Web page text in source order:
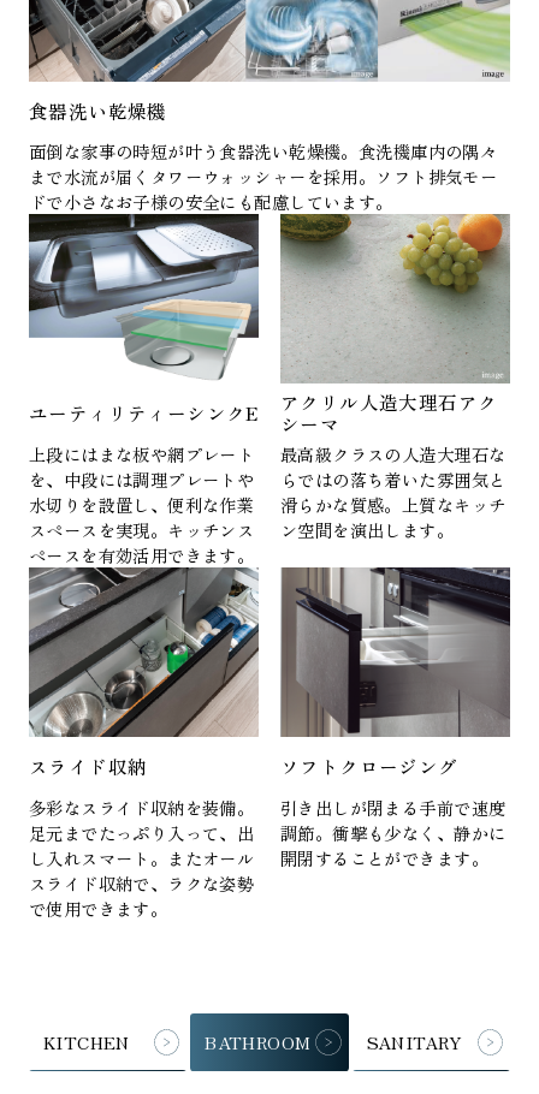
食器洗い乾燥機
面倒な家事の時短が叶う食器洗い乾燥機。食洗機庫内の隅々
まで水流が届くタワーウォッシャーを採用。ソフト排気モー
ドで小さなお子様の安全にも配慮しています。
ユーティリティーシンクE
上段にはまな板や網プレート
を、中段には調理プレートや
水切りを設置し、便利な作業
スペースを実現。キッチンス
ペースを有効活用できます。
アクリル人造大理石アク
シーマ
最高級クラスの人造大理石な
らではの落ち着いた雰囲気と
滑らかな質感。上質なキッチ
ン空間を演出します。
スライド収納
多彩なスライド収納を装備。
足元までたっぷり入って、出
し入れスマート。またオール
スライド収納で、ラクな姿勢
で使用できます。
ソフトクロージング
引き出しが閉まる手前で速度
調節。衝撃も少なく、静かに
開閉することができます。
KITCHEN BATHROOM SANITARY